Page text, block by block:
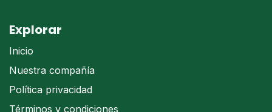
Explorar
Inicio
Nuestra compañía
Política privacidad
Términos y condiciones